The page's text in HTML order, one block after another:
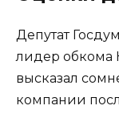
Депутат
лидер
высказал
компании